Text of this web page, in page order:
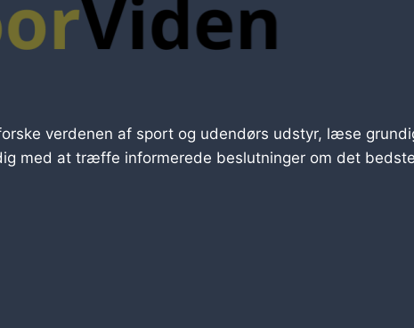
verdenen af sport og udendørs udstyr, læse
med at træffe informerede beslutninger om det